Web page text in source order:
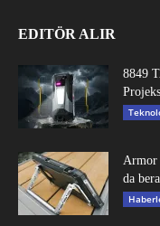
EDITÖR ALIR
8849
Armor
da